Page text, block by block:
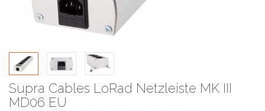
Supra Cables LoRad Netzleiste MK III
MD06 EU